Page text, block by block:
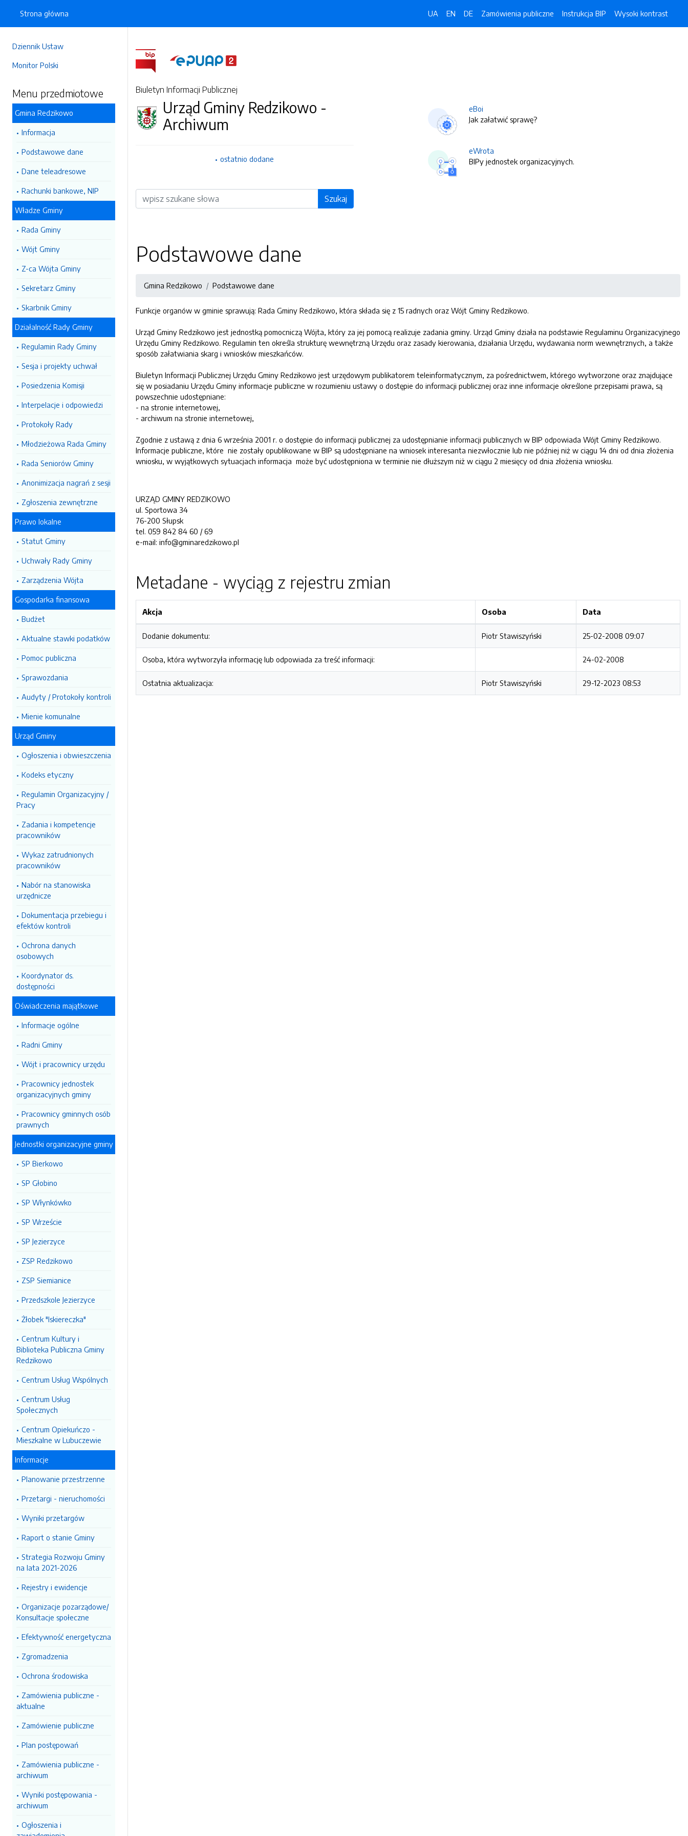
Dziennik Ustaw
Monitor Polski
Menu przedmiotowe
Gmina Redzikowo
Informacja
Podstawowe dane
Dane teleadresowe
Rachunki bankowe, NIP
Władze Gminy
Rada Gminy
Wójt Gminy
Z-ca Wójta Gminy
Sekretarz Gminy
Skarbnik Gminy
Działalność Rady Gminy
Regulamin Rady Gminy
Sesja i projekty uchwał
Posiedzenia Komisji
Interpelacje i odpowiedzi
Protokoły Rady
Młodzieżowa Rada Gminy
Rada Seniorów Gminy
Anonimizacja nagrań z sesji
Zgłoszenia zewnętrzne
Prawo lokalne
Statut Gminy
Uchwały Rady Gminy
Zarządzenia Wójta
Gospodarka finansowa
Budżet
Aktualne stawki podatków
Pomoc publiczna
Sprawozdania
Audyty / Protokoły kontroli
Mienie komunalne
Urząd Gminy
Ogłoszenia i obwieszczenia
Kodeks etyczny
Regulamin Organizacyjny /
Pracy
Zadania i kompetencje
pracowników
Wykaz zatrudnionych
pracowników
Nabór na stanowiska
urzędnicze
Dokumentacja przebiegu i
efektów kontroli
Ochrona danych
osobowych
Koordynator ds.
dostępności
Oświadczenia majątkowe
Informacje ogólne
Radni Gminy
Wójt i pracownicy urzędu
Pracownicy jednostek
organizacyjnych gminy
Pracownicy gminnych osób
prawnych
Jednostki organizacyjne gminy
SP Bierkowo
SP Głobino
SP Włynkówko
SP Wrzeście
SP Jezierzyce
ZSP Redzikowo
ZSP Siemianice
Przedszkole Jezierzyce
Żłobek "Iskiereczka"
Centrum Kultury i
Biblioteka Publiczna Gminy
Redzikowo
Centrum Usług Wspólnych
Centrum Usług
Społecznych
Centrum Opiekuńczo -
Mieszkalne w Lubuczewie
Informacje
Planowanie przestrzenne
Przetargi - nieruchomości
Wyniki przetargów
Raport o stanie Gminy
Strategia Rozwoju Gminy
na lata 2021-2026
Rejestry i ewidencje
Organizacje pozarządowe/
Konsultacje społeczne
Efektywność energetyczna
Zgromadzenia
Ochrona środowiska
Zamówienia publiczne -
aktualne
Zamówienie publiczne
Plan postępowań
Zamówienia publiczne -
archiwum
Wyniki postępowania -
archiwum
Ogłoszenia i
Strona główna UA EN DE Zamówienia publiczne Instrukcja BIP Wysoki kontrast
Biuletyn Informacji Publicznej
Urząd Gminy Redzikowo -
Archiwum
ostatnio dodane
Wyszukiwarka Szukaj
eBoi
Jak załatwić sprawę?
eWrota
BIPy jednostek organizacyjnych.
Podstawowe dane
Gmina Redzikowo Podstawowe dane
Funkcje organów w gminie sprawują: Rada Gminy Redzikowo, która składa się z 15 radnych oraz Wójt Gminy Redzikowo.
Urząd Gminy Redzikowo jest jednostką pomocniczą Wójta, który za jej pomocą realizuje zadania gminy. Urząd Gminy działa na podstawie Regulaminu Organizacyjnego
Urzędu Gminy Redzikowo. Regulamin ten określa strukturę wewnętrzną Urzędu oraz zasady kierowania, działania Urzędu, wydawania norm wewnętrznych, a także
sposób załatwiania skarg i wniosków mieszkańców.
Biuletyn Informacji Publicznej Urzędu Gminy Redzikowo jest urzędowym publikatorem teleinformatycznym, za pośrednictwem, którego wytworzone oraz znajdujące
się w posiadaniu Urzędu Gminy informacje publiczne w rozumieniu ustawy o dostępie do informacji publicznej oraz inne informacje określone przepisami prawa, są
powszechnie udostępniane:
- na stronie internetowej,
- archiwum na stronie internetowej,
Zgodnie z ustawą z dnia 6 września 2001 r. o dostępie do informacji publicznej za udostępnianie informacji publicznych w BIP odpowiada Wójt Gminy Redzikowo.
Informacje publiczne, które nie zostały opublikowane w BIP są udostępniane na wniosek interesanta niezwłocznie lub nie później niż w ciągu 14 dni od dnia złożenia
wniosku, w wyjątkowych sytuacjach informacja może być udostępniona w terminie nie dłuższym niż w ciągu 2 miesięcy od dnia złożenia wniosku.
URZĄD GMINY REDZIKOWO
ul. Sportowa 34
76-200 Słupsk
tel. 059 842 84 60 / 69
e-mail: info@gminaredzikowo.pl
Metadane - wyciąg z rejestru zmian
Akcja Osoba Data
Dodanie dokumentu: Piotr Stawiszyński 25-02-2008 09:07
Osoba, która wytworzyła informację lub odpowiada za treść informacji: 24-02-2008
Ostatnia aktualizacja: Piotr Stawiszyński 29-12-2023 08:53